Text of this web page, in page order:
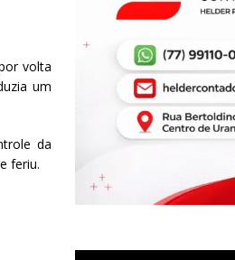
volta
um
da
feriu.